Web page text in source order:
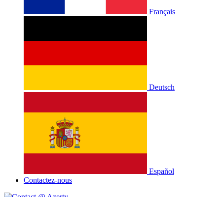
Français
Deutsch
Español
Contactez-nous